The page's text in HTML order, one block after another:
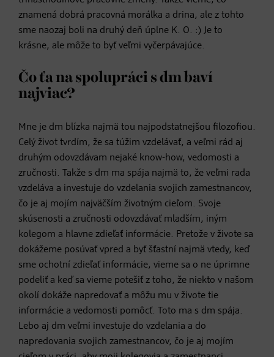
znamená dobrá pracovná morálka a drina, ale z tohto
sme naozaj boli na druhý deň úplne K. O. :) Je to
krásne, ale môže to byť veľmi vyčerpávajúce.
Čo ťa na spolupráci s dm baví
najviac?
Mne je dm blízka najmä tou najpodstatnejšou filozofiou.
Celý život tvrdím, že sa túžim vzdelávať, a veľmi rád aj
druhým odovzdávam nejaké know-how, vedomosti a
zručnosti. Takže s dm ma spája najmä to, že veľmi rada
vzdeláva a investuje do vzdelania svojich zamestnancov,
čo je aj mojím najväčším životným cieľom. Svoje
skúsenosti a zručnosti odovzdávať mladším, iným
kolegom a hlavne zdieľať informácie. Pretože v živote sa
dokážeme posúvať vpred a byť šťastní najmä vtedy, keď
sme ochotní zdieľať informácie, vieme sa o ne úprimne
podeliť a keď sa vieme potešiť z toho, že niekto v našom
okolí dokáže napredovať a môžu mu v živote tie
informácie a vedomosti pomôcť. Toto ma s dm spája.
Lebo aj dm veľmi investuje do vzdelania a do
napredovania svojich zamestnancov, čo je aj mojím